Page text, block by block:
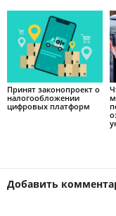
Принят законопроект о
налогообложении
цифровых платформ
Добавить